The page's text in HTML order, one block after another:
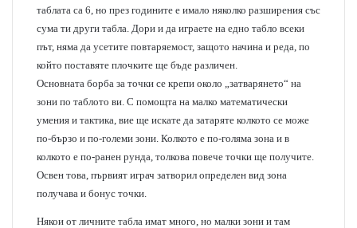
таблата са 6, но през годините е имало няколко разширения със
сума ти други табла. Дори и да играете на едно табло всеки
път, няма да усетите повтаряемост, защото начина и реда, по
който поставяте плочките ще бъде различен.
Основната борба за точки се крепи около „затварянето“ на
зони по таблото ви. С помощта на малко математически
умения и тактика, вие ще искате да затаряте колкото се може
по-бързо и по-големи зони. Колкото е по-голяма зона и в
колкото е по-ранен рунда, толкова повече точки ще получите.
Освен това, първият играч затворил определен вид зона
получава и бонус точки.
Някои от личните табла имат много, но малки зони и там